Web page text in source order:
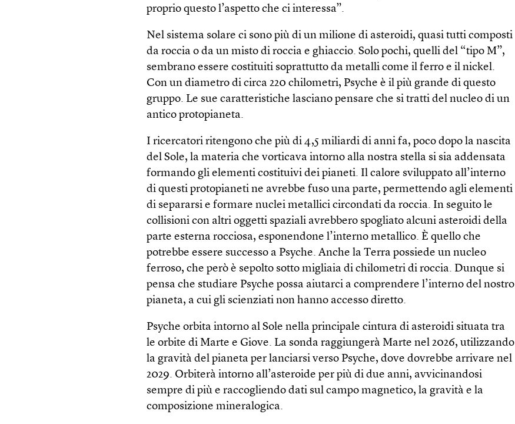
proprio questo l’aspetto che ci interessa”.
Nel sistema solare ci sono più di un milione di asteroidi, quasi tutti composti
da roccia o da un misto di roccia e ghiaccio. Solo pochi, quelli del “tipo M”,
sembrano essere costituiti soprattutto da metalli come il ferro e il nickel.
Con un diametro di circa 220 chilometri, Psyche è il più grande di questo
gruppo. Le sue caratteristiche lasciano pensare che si tratti del nucleo di un
antico protopianeta.
I ricercatori ritengono che più di 4,5 miliardi di anni fa, poco dopo la nascita
del Sole, la materia che vorticava intorno alla nostra stella si sia addensata
formando gli elementi costituivi dei pianeti. Il calore sviluppato all’interno
di questi protopianeti ne avrebbe fuso una parte, permettendo agli elementi
di separarsi e formare nuclei metallici circondati da roccia. In seguito le
collisioni con altri oggetti spaziali avrebbero spogliato alcuni asteroidi della
parte esterna rocciosa, esponendone l’interno metallico. È quello che
potrebbe essere successo a Psyche. Anche la Terra possiede un nucleo
ferroso, che però è sepolto sotto migliaia di chilometri di roccia. Dunque si
pensa che studiare Psyche possa aiutarci a comprendere l’interno del nostro
pianeta, a cui gli scienziati non hanno accesso diretto.
Psyche orbita intorno al Sole nella principale cintura di asteroidi situata tra
le orbite di Marte e Giove. La sonda raggiungerà Marte nel 2026, utilizzando
la gravità del pianeta per lanciarsi verso Psyche, dove dovrebbe arrivare nel
2029. Orbiterà intorno all’asteroide per più di due anni, avvicinandosi
sempre di più e raccogliendo dati sul campo magnetico, la gravità e la
composizione mineralogica.